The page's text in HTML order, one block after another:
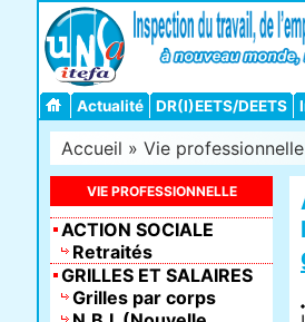
Actualité DR(I)EETS/DEETS
Accueil » Vie professionnelle
VIE PROFESSIONNELLE
ACTION SOCIALE
Retraités
GRILLES ET SALAIRES
Grilles par corps